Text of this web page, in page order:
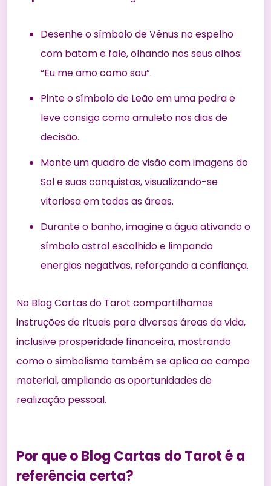
Desenhe o símbolo de Vênus no espelho
com batom e fale, olhando nos seus olhos:
“Eu me amo como sou”.
Pinte o símbolo de Leão em uma pedra e
leve consigo como amuleto nos dias de
decisão.
Monte um quadro de visão com imagens do
Sol e suas conquistas, visualizando-se
vitoriosa em todas as áreas.
Durante o banho, imagine a água ativando o
símbolo astral escolhido e limpando
energias negativas, reforçando a confiança.
No Blog Cartas do Tarot compartilhamos
instruções de rituais para diversas áreas da vida,
inclusive prosperidade financeira, mostrando
como o simbolismo também se aplica ao campo
material, ampliando as oportunidades de
realização pessoal.
Por que o Blog Cartas do Tarot é a
referência certa?